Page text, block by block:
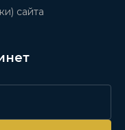
сайта